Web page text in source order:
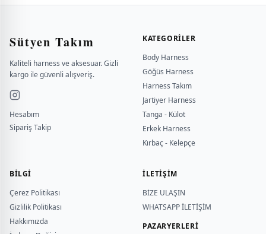
Sütyen Takım
Kaliteli harness ve aksesuar. Gizli
kargo ile güvenli alışveriş.
Hesabım
Sipariş Takip
KATEGORILER
Body Harness
Göğüs Harness
Harness Takım
Jartiyer Harness
Tanga - Külot
Erkek Harness
Kırbaç - Kelepçe
BILGI
Çerez Politikası
Gizlilik Politikası
Hakkımızda
İLETİŞİM
BİZE ULAŞIN
WHATSAPP İLETİŞİM
PAZARYERLERİ